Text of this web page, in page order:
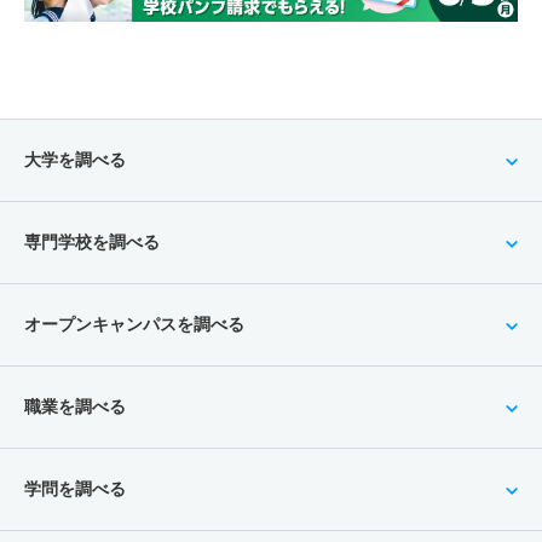
大学を調べる
専門学校を調べる
オープンキャンパスを調べる
職業を調べる
学問を調べる